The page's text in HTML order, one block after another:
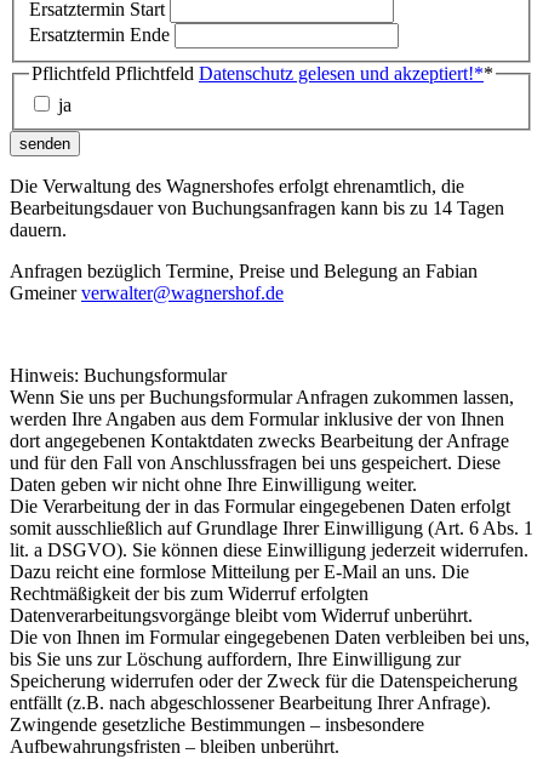
Ersatztermin Start
Ersatztermin Ende
Pflichtfeld Pflichtfeld Datenschutz gelesen und akzeptiert!**
ja
senden
Die Verwaltung des Wagnershofes erfolgt ehrenamtlich, die
Bearbeitungsdauer von Buchungsanfragen kann bis zu 14 Tagen
dauern.
Anfragen bezüglich Termine, Preise und Belegung an Fabian
Gmeinerverwalter@wagnershof.de
Hinweis: Buchungsformular
Wenn Sie uns per Buchungsformular Anfragen zukommen lassen,
werden Ihre Angaben aus dem Formular inklusive der von Ihnen
dort angegebenen Kontaktdaten zwecks Bearbeitung der Anfrage
und für den Fall von Anschlussfragen bei uns gespeichert. Diese
Daten geben wir nicht ohne Ihre Einwilligung weiter.
Die Verarbeitung der in das Formular eingegebenen Daten erfolgt
somit ausschließlich auf Grundlage Ihrer Einwilligung (Art. 6 Abs. 1
lit. a DSGVO). Sie können diese Einwilligung jederzeit widerrufen.
Dazu reicht eine formlose Mitteilung per E-Mail an uns. Die
Rechtmäßigkeit der bis zum Widerruf erfolgten
Datenverarbeitungsvorgänge bleibt vom Widerruf unberührt.
Die von Ihnen im Formular eingegebenen Daten verbleiben bei uns,
bis Sie uns zur Löschung auffordern, Ihre Einwilligung zur
Speicherung widerrufen oder der Zweck für die Datenspeicherung
entfällt (z.B. nach abgeschlossener Bearbeitung Ihrer Anfrage).
Zwingende gesetzliche Bestimmungen – insbesondere
Aufbewahrungsfristen – bleiben unberührt.